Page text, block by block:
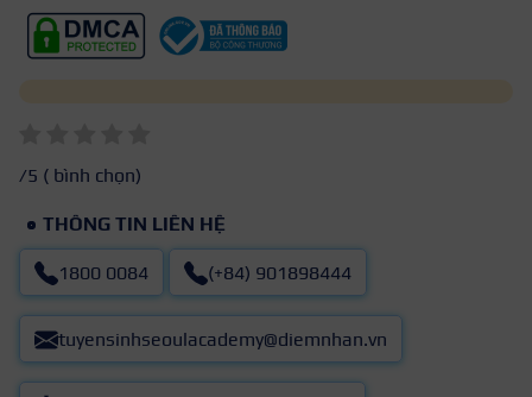
/5 ( bình chọn)
THÔNG TIN LIÊN HỆ
1800 0084 (+84) 901898444
tuyensinhseoulacademy@diemnhan.vn